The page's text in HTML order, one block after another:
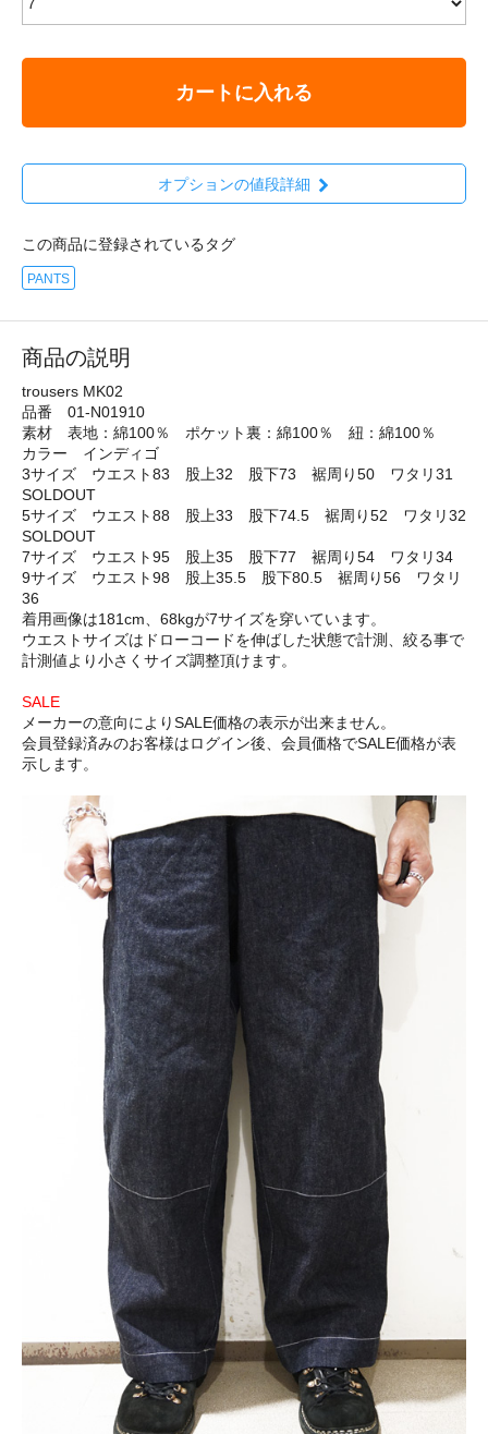
カートに入れる
オプションの値段詳細
この商品に登録されているタグ
PANTS
商品の説明
trousers MK02
品番 01-N01910
素材 表地：綿100％ ポケット裏：綿100％ 紐：綿100％
カラー インディゴ
3サイズ ウエスト83 股上32 股下73 裾周り50 ワタリ31
SOLDOUT
5サイズ ウエスト88 股上33 股下74.5 裾周り52 ワタリ32
SOLDOUT
7サイズ ウエスト95 股上35 股下77 裾周り54 ワタリ34
9サイズ ウエスト98 股上35.5 股下80.5 裾周り56 ワタリ
36
着用画像は181cm、68kgが7サイズを穿いています。
ウエストサイズはドローコードを伸ばした状態で計測、絞る事で
計測値より小さくサイズ調整頂けます。
SALE
メーカーの意向によりSALE価格の表示が出来ません。
会員登録済みのお客様はログイン後、会員価格でSALE価格が表
示します。